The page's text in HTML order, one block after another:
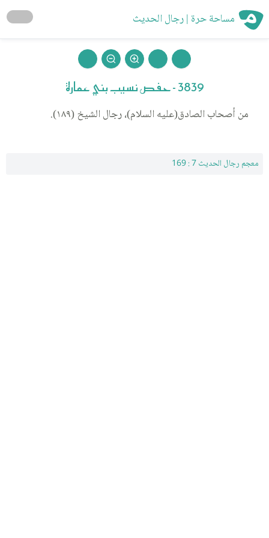
مساحة حرة | رجال الحديث
3839 - حفص نسيب بني عمارة
من أصحاب الصادق(عليه السلام)، رجال الشيخ (١٨٩).
معجم رجال الحديث 7 : 169